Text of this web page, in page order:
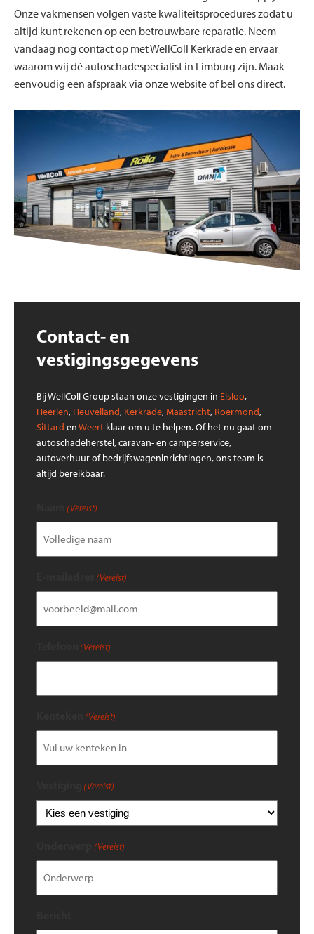
Onze vakmensen volgen vaste kwaliteitsprocedures zodat u
altijd kunt rekenen op een betrouwbare reparatie. Neem
vandaag nog contact op met WellColl Kerkrade en ervaar
waarom wij dé autoschadespecialist in Limburg zijn. Maak
eenvoudig een afspraak via onze website of bel ons direct.
Contact- en
vestigingsgegevens
Bij WellColl Group staan onze vestigingen in Elsloo,
Heerlen, Heuvelland, Kerkrade,Maastricht, Roermond,
Sittard enWeert klaar om u te helpen. Of het nu gaat om
autoschadeherstel, caravan- en camperservice,
autoverhuur of bedrijfswageninrichtingen, ons team is
altijd bereikbaar.
(Vereist)
(Vereist)
(Vereist)
(Vereist)
(Vereist)
(Vereist)